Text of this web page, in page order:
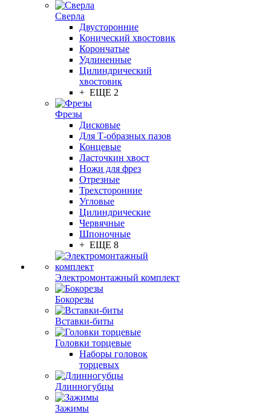
Сверла
Двусторонние
Конический хвостовик
Корончатые
Удлиненные
Цилиндрический
хвостовик
+ ЕЩЕ 2
Фрезы
Дисковые
Для Т-образных пазов
Концевые
Ласточкин хвост
Ножи для фрез
Отрезные
Трехсторонние
Угловые
Цилиндрические
Червячные
Шпоночные
+ ЕЩЕ 8
Электромонтажный комплект
Бокорезы
Вставки-биты
Головки торцевые
Наборы головок
торцевых
Длинногубцы
Зажимы